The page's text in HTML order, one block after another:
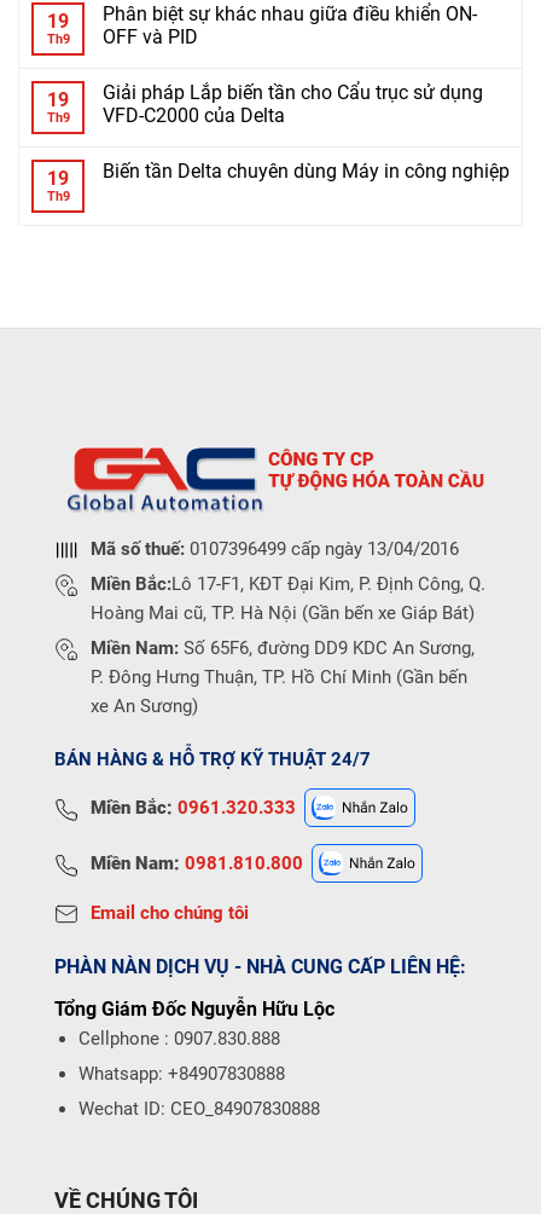
19
Th9
Phân biệt sự khác nhau giữa điều khiển ON-
OFF và PID
19
Th9
Giải pháp Lắp biến tần cho Cẩu trục sử dụng
VFD-C2000 của Delta
19
Th9
Biến tần Delta chuyên dùng Máy in công nghiệp
Mã số thuế: 0107396499 cấp ngày 13/04/2016
Miền Bắc:Lô 17-F1, KĐT Đại Kim, P. Định Công, Q.
Hoàng Mai cũ, TP. Hà Nội (Gần bến xe Giáp Bát)
Miền Nam: Số 65F6, đường DD9 KDC An Sương,
P. Đông Hưng Thuận, TP. Hồ Chí Minh (Gần bến
xe An Sương)
BÁN HÀNG & HỖ TRỢ KỸ THUẬT 24/7
Miền Bắc: 0961.320.333
Miền Nam: 0981.810.800
Email cho chúng tôi
PHÀN NÀN DỊCH VỤ - NHÀ CUNG CẤP LIÊN HỆ:
Tổng Giám Đốc Nguyễn Hữu Lộc
Cellphone : 0907.830.888
Whatsapp: +84907830888
Wechat ID: CEO_84907830888
VỀ CHÚNG TÔI